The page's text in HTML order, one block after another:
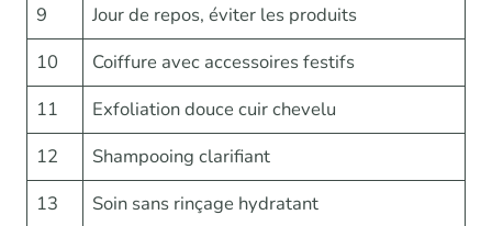
9
Jour de repos, éviter les produits
10
Coiffure avec accessoires festifs
11
Exfoliation douce cuir chevelu
12
Shampooing clarifiant
13
Soin sans rinçage hydratant